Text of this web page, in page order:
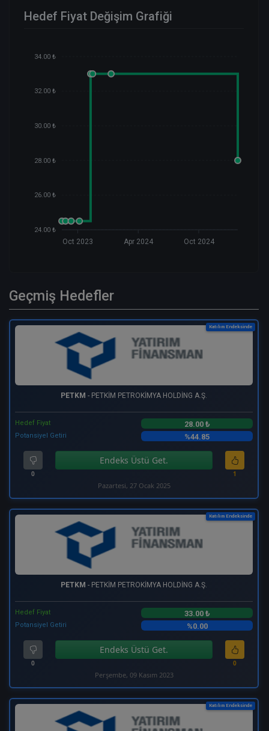
Hedef Fiyat Değişim Grafiği
34.00 ₺
32.00 ₺
30.00 ₺
28.00 ₺
26.00 ₺
24.00 ₺
Oct 2023 Apr 2024 Oct 2024
Geçmiş Hedefler
Katılım Endeksinde
PETKM - PETKİM PETROKİMYA HOLDİNG A.Ş.
Hedef Fiyat 28.00 ₺
Potansiyel Getiri %44.85
0
Endeks Üstü Get.
1
Pazartesi, 27 Ocak 2025
Katılım Endeksinde
PETKM - PETKİM PETROKİMYA HOLDİNG A.Ş.
Hedef Fiyat 33.00 ₺
Potansiyel Getiri %0.00
0
Endeks Üstü Get.
0
Perşembe, 09 Kasım 2023
Katılım Endeksinde